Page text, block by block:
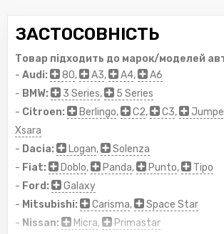
ЗАСТОСОВНІСТЬ
Товар підходить до марок/моделей
- Audi: 80, A3, A4,
A6
- BMW: 3 Series,
5 Series
- Citroen: Berlingo, C2, C3,
Xsara
- Dacia: Logan,
Solenza
- Fiat: Doblo, Panda, Punto,
Tipo
- Ford:
Galaxy
- Mitsubishi: Carisma,
Space Star
- Nissan: Micra,
Primastar